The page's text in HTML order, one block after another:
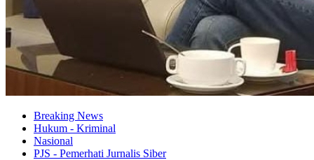
Breaking News
Hukum - Kriminal
Nasional
PJS - Pemerhati Jurnalis Siber